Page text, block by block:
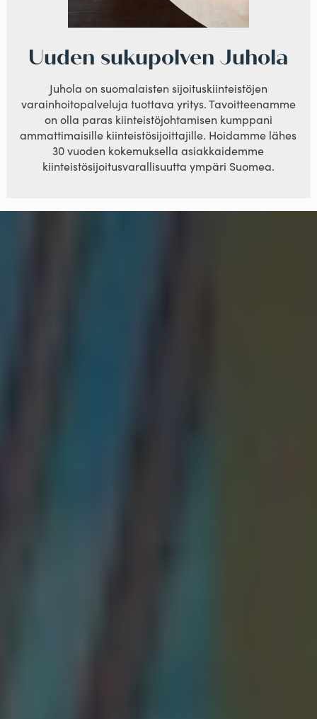
Uuden sukupolven Juhola
Juhola on suomalaisten sijoituskiinteistöjen
varainhoitopalveluja tuottava yritys. Tavoitteenamme
on olla paras kiinteistöjohtamisen kumppani
ammattimaisille kiinteistösijoittajille. Hoidamme lähes
30 vuoden kokemuksella asiakkaidemme
kiinteistösijoitusvarallisuutta ympäri Suomea.